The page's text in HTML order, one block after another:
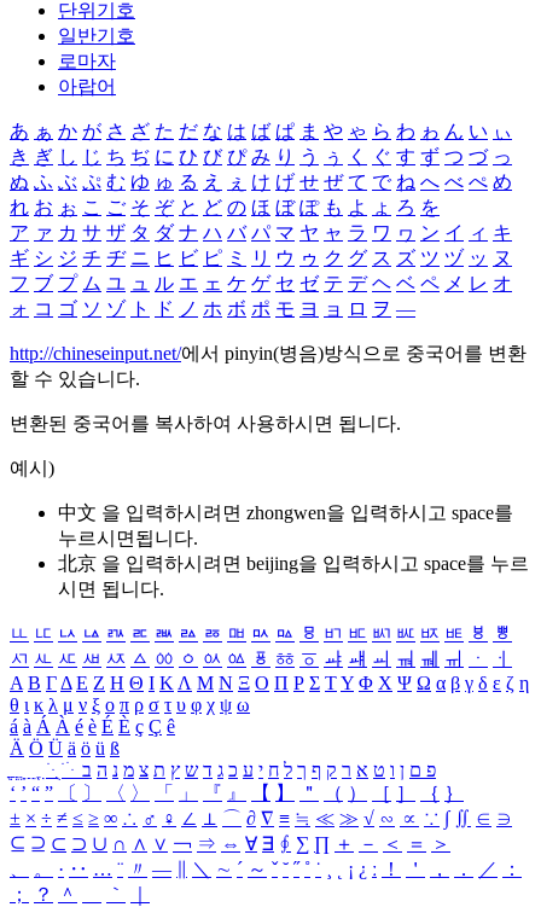
단위기호
일반기호
로마자
아랍어
あ ぁ か が さ ざ た だ な は ば ぱ ま や ゃ ら わ ゎ ん い ぃ
き ぎ し じ ち ぢ に ひ び ぴ み り う ぅ く ぐ す ず つ づ っ
ぬ ふ ぶ ぷ む ゆ ゅ る え ぇ け げ せ ぜ て で ね へ べ ぺ め
れ お ぉ こ ご そ ぞ と ど の ほ ぼ ぽ も よ ょ ろ を
ア ァ カ サ ザ タ ダ ナ ハ バ パ マ ヤ ャ ラ ワ ヮ ン イ ィ キ
ギ シ ジ チ ヂ ニ ヒ ビ ピ ミ リ ウ ゥ ク グ ス ズ ツ ヅ ッ ヌ
フ ブ プ ム ユ ュ ル エ ェ ケ ゲ セ ゼ テ デ ヘ ベ ペ メ レ オ
ォ コ ゴ ソ ゾ ト ド ノ ホ ボ ポ モ ヨ ョ ロ ヲ ―
http://chineseinput.net/에서 pinyin(병음)방식으로 중국어를 변환
할 수 있습니다.
변환된 중국어를 복사하여 사용하시면 됩니다.
예시)
中文 을 입력하시려면 zhongwen을 입력하시고 space를
누르시면됩니다.
北京 을 입력하시려면 beijing을 입력하시고 space를 누르
시면 됩니다.
ㅥ ㅦ ㅧ ㅨ ㅩ ㅪ ㅫ ㅬ ㅭ ㅮ ㅯ ㅰ ㅱ ㅲ ㅳ ㅴ ㅵ ㅶ ㅷ ㅸ
ㅹ
ㅺ ㅻ ㅼ ㅽ ㅾ ㅿ ㆀ ㆁ ㆂ ㆃ ㆄ ㆅ ㆆ ㆇ ㆈ ㆉ ㆊ ㆋ ㆌ ㆍ
ㆎ
Α Β ΓΔ Ε Ζ Η Θ Ι ΚΛ Μ Ν Ξ Ο Π Ρ Σ ΤΥ Φ Χ Ψ Ω α β γ δ ε ζ η
θ ι κ λ μ ν ξ ο π ρ σ τ υ φ χ ψ ω
á à Á À é è É È ç Ç ê
Ä Ö Ü ä ö ü ß
ִֶֹ ֻּ ׁׂ פ ם ן ו ט א ר ק ף ך ל ח י ע כ ג ד ש ץ ת צ מ נ ה ב
‘ ’ “ ” 〔 〕 〈 〉 「 」 『 』 【 】 ＂ （ ） ［ ］ ｛ ｝
± × ÷ ≠ ≤ ≥ ∞ ∴ ♂ ♀ ∠ ⊥ ⌒ ∂ ∇ ≡ ≒ ≪ ≫ √ ∽ ∝ ∵ ∫ ∬ ∈ ∋
⊆ ⊇ ⊂ ⊃ ∪ ∩ ∧ ∨ ￢ ⇒ ⇔ ∀ ∃ ∮ ∑ ∏ ＋ － ＜ ＝
＞
、
。 · ‥ … ¨ 〃 ― ＼ ∼ ´ ～ ˇ ˘ ˝ ˚ ˙ ¸ ¡ ¿ ː ！ ＇ ， ． ／
：
；
？ ＾ ｀